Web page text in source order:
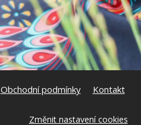
Obchodní podmínky Kontakt
Změnit nastavení cookies